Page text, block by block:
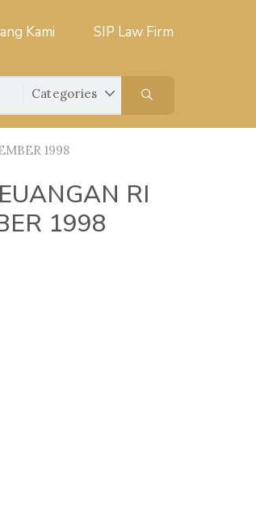
Kami SIP Law Firm
1998
RI
1998